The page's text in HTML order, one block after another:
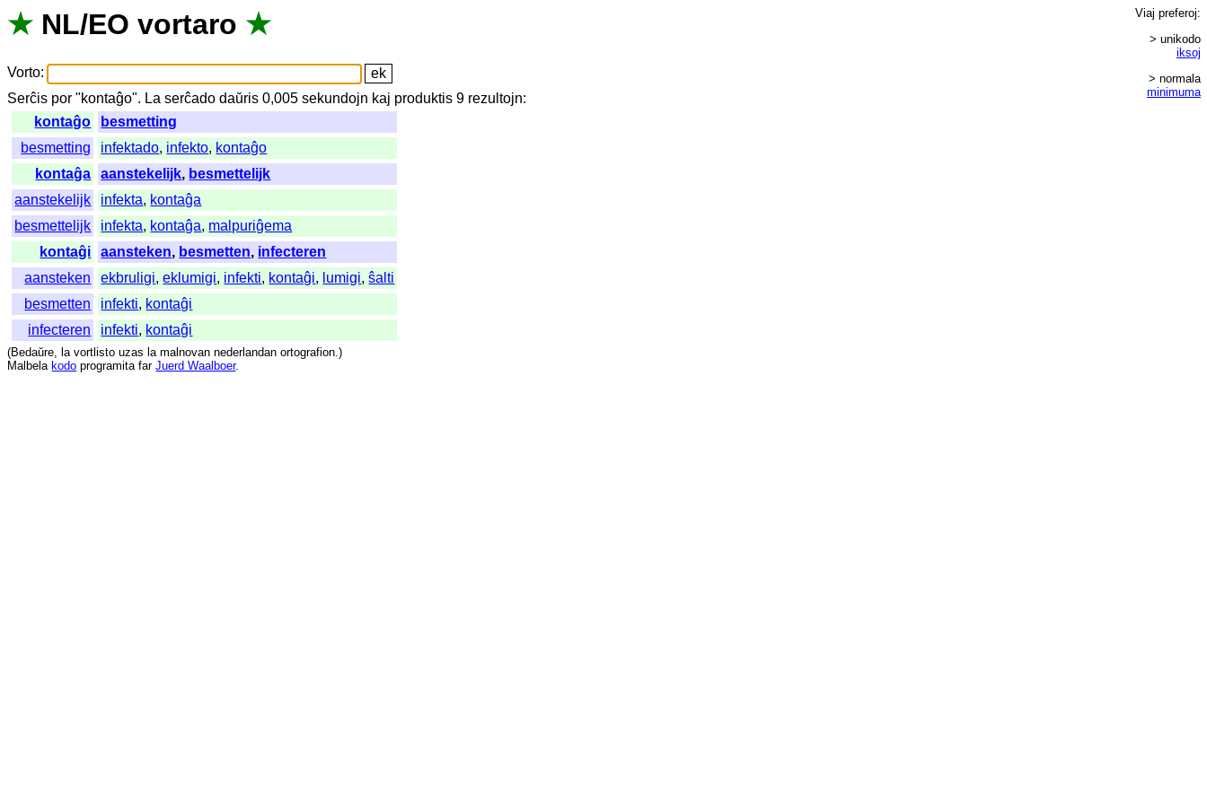
★ NL/EO vortaro ★
Vorto:
Serĉis por "kontaĝo". La serĉado daŭris 0,005sekundojn kaj produktis 9 rezultojn:
kontaĝo
besmetting
besmetting
infektado, infekto, kontaĝo
kontaĝa
aanstekelijk, besmettelijk
aanstekelijk
infekta, kontaĝa
besmettelijk
infekta, kontaĝa, malpuriĝema
kontaĝi
aansteken, besmetten, infecteren
aansteken
ekbruligi,eklumigi, infekti, kontaĝi, lumigi,ŝalti
besmetten
infekti, kontaĝi
infecteren
infekti, kontaĝi
Viaj preferoj:
> unikodo
iksoj
> normala
minimuma
(Bedaŭre, la vortlisto uzas la malnovan nederlandan ortografion.)
Malbela kodo programita far Juerd Waalboer.